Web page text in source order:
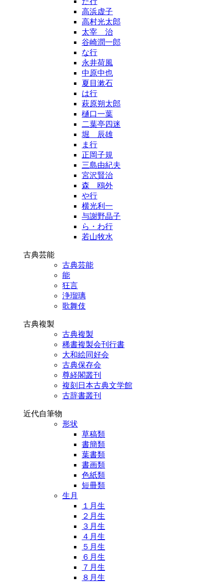
高浜虚子
高村光太郎
太宰 治
谷崎潤一郎
な行
永井荷風
中原中也
夏目漱石
は行
萩原朔太郎
樋口一葉
二葉亭四迷
堀 辰雄
ま行
正岡子規
三島由紀夫
宮沢賢治
森 鴎外
や行
横光利一
与謝野晶子
ら・わ行
若山牧水
古典芸能
古典芸能
能
狂言
浄瑠璃
歌舞伎
古典複製
古典複製
稀書複製会刊行書
大和絵同好会
古典保存会
尊経閣叢刊
複刻日本古典文学館
古辞書叢刊
近代自筆物
形状
草稿類
書簡類
葉書類
書画類
色紙類
短冊類
生月
１月生
２月生
３月生
４月生
５月生
６月生
７月生
８月生